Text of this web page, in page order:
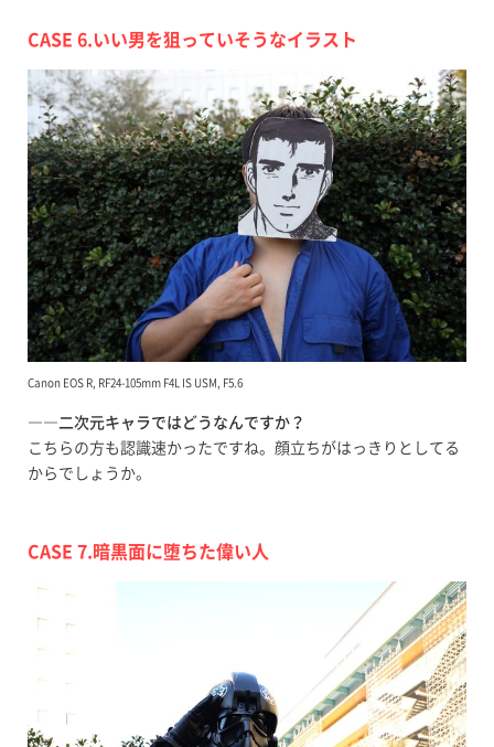
CASE 6.いい男を狙っていそうなイラスト
Canon EOS R, RF24-105mm F4L IS USM, F5.6
――二次元キャラではどうなんですか？
こちらの方も認識速かったですね。顔立ちがはっきりとしてる
からでしょうか。
CASE 7.暗黒面に堕ちた偉い人